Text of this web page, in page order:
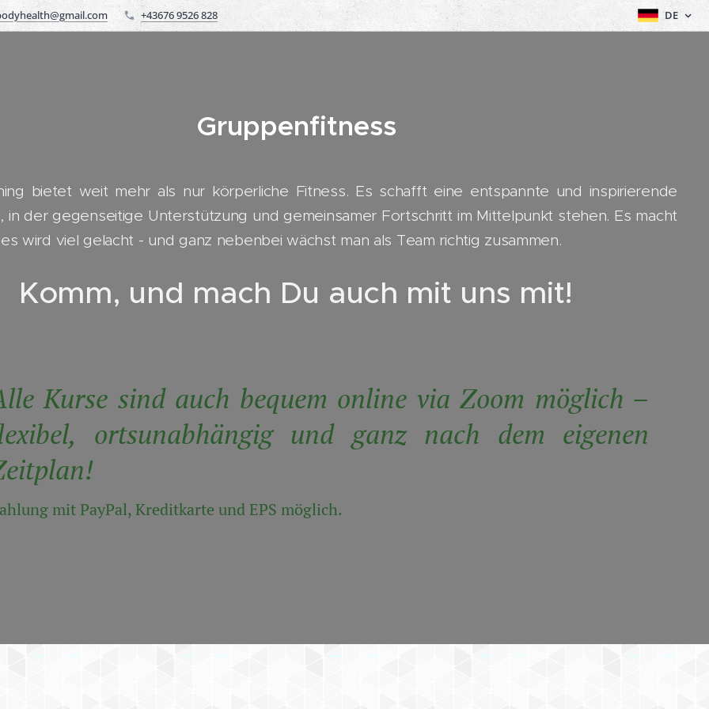
+43676 9526 828 DE
Gruppenfitness
bietet weit mehr als nur körperliche Fitness. Es schafft eine entspannte und inspirierende
in der gegenseitige Unterstützung und gemeinsamer Fortschritt im Mittelpunkt stehen. Es macht
wird viel gelacht - und ganz nebenbei wächst man als Team richtig zusammen.
Komm, und mach Du auch mit uns mit!
Kurse sind auch bequem online via Zoom möglich –
ortsunabhängig und ganz nach dem eigenen
mit PayPal, Kreditkarte und EPS möglich.